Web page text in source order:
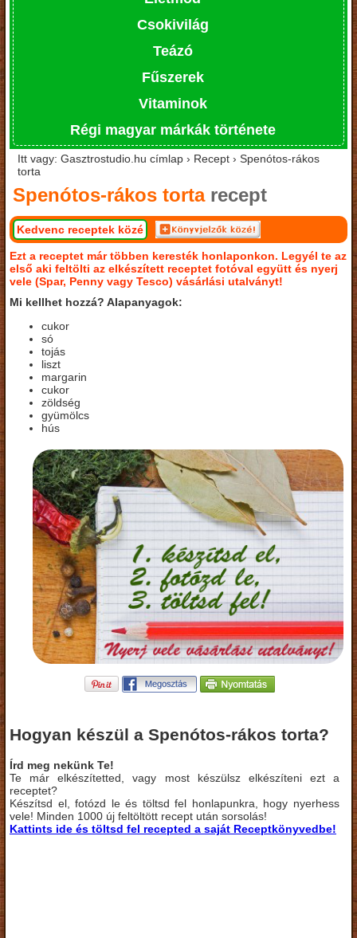
Csokivilág
Teázó
Fűszerek
Vitaminok
Régi magyar márkák története
Itt vagy: Gasztrostudio.hu címlap › Recept › Spenótos-rákos
torta
Spenótos-rákos tortarecept
Kedvenc receptek közé
Ezt a receptet már többen keresték honlaponkon. Legyél te az
első aki feltölti az elkészített receptet fotóval együtt és nyerj
vele (Spar, Penny vagy Tesco) vásárlási utalványt!
Mi kellhet hozzá? Alapanyagok:
cukor
só
tojás
liszt
margarin
cukor
zöldség
gyümölcs
hús
Hogyan készül a Spenótos-rákos torta?
Írd meg nekünk Te!
Te már elkészítetted, vagy most készülsz elkészíteni ezt a
receptet?
Készítsd el, fotózd le és töltsd fel honlapunkra, hogy nyerhess
vele! Minden 1000 új feltöltött recept után sorsolás!
Kattints ide és töltsd fel recepted a saját Receptkönyvedbe!